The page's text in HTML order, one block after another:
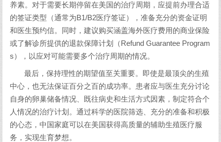
养素。对于需要长期停留在美国的治疗周期，应提前办理合适
的签证类型（通常为B1/B2医疗签证），准备充分的资金证明
和医生预约信。同时，建议购买涵盖海外医疗费用的商业保险
或了解诊所提供的退款保障计划（Refund Guarantee Program
s），以应对可能需要多个治疗周期的情况。
最后，保持理性的期望值至关重要。即使是最顶尖的生殖
中心，也无法保证百分之百的成功率。患者应与医生充分讨论
自身的卵巢储备情况、既往病史和生活方式因素，制定符合个
人情况的治疗计划。通过科学的医院筛选、充分的准备和积极
的心态，中国家庭可以在美国获得高质量的辅助生殖医疗服
务，实现生育梦想。